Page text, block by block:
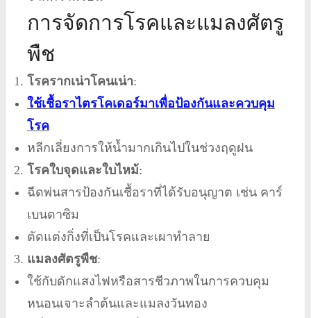
การจัดการโรคและแมลงศัตรู
พืช
โรครากเน่าโคนเน่า:
ใช้เชื้อราไตรโคเดอร์มาเพื่อป้องกันและควบคุม
โรค
หลีกเลี่ยงการให้น้ำมากเกินไปในช่วงฤดูฝน
โรคใบจุดและใบไหม้:
ฉีดพ่นสารป้องกันเชื้อราที่ได้รับอนุญาต เช่น คาร์
เบนดาซิม
ตัดแต่งกิ่งที่เป็นโรคและเผาทำลาย
แมลงศัตรูพืช:
ใช้กับดักแสงไฟหรือสารชีวภาพในการควบคุม
หนอนเจาะลำต้นและแมลงวันทอง